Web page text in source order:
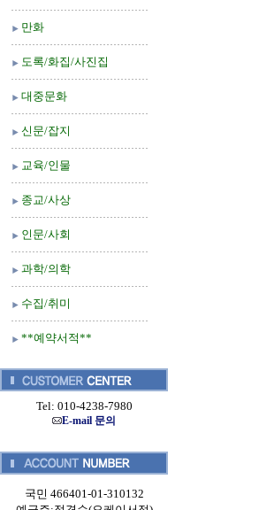
만화
도록/화집/사진집
대중문화
신문/잡지
교육/인물
종교/사상
인문/사회
과학/의학
수집/취미
**예약서적**
Tel: 010-4238-7980
E-mail 문의
국민 466401-01-310132